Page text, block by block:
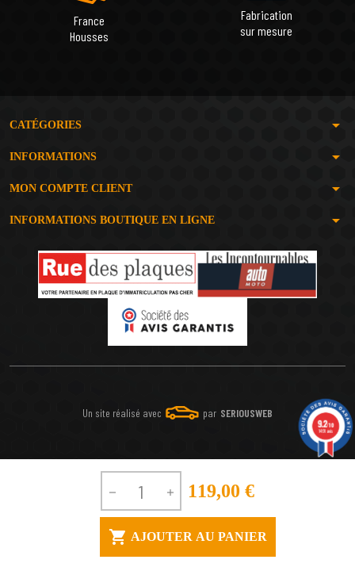
  119,00 €
 AJOUTER AU PANIER
France
Housses
Fabrication
sur mesure
CATÉGORIES arrow_drop_down
INFORMATIONS arrow_drop_down
MON COMPTE CLIENT arrow_drop_down
INFORMATIONS BOUTIQUE EN LIGNE arrow_drop_down
Un site réalisé avec par SERIOUSWEB
9.2/10
1491 avis